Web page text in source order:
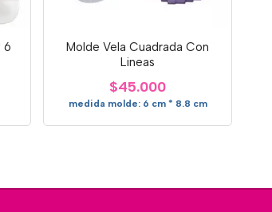
6
Molde Vela Cuadrada Con
Lineas
$45.000
medida molde: 6 cm * 8.8 cm